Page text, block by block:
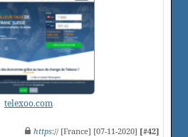
telexoo.com
https:// [France] [07-11-2020] [#42]